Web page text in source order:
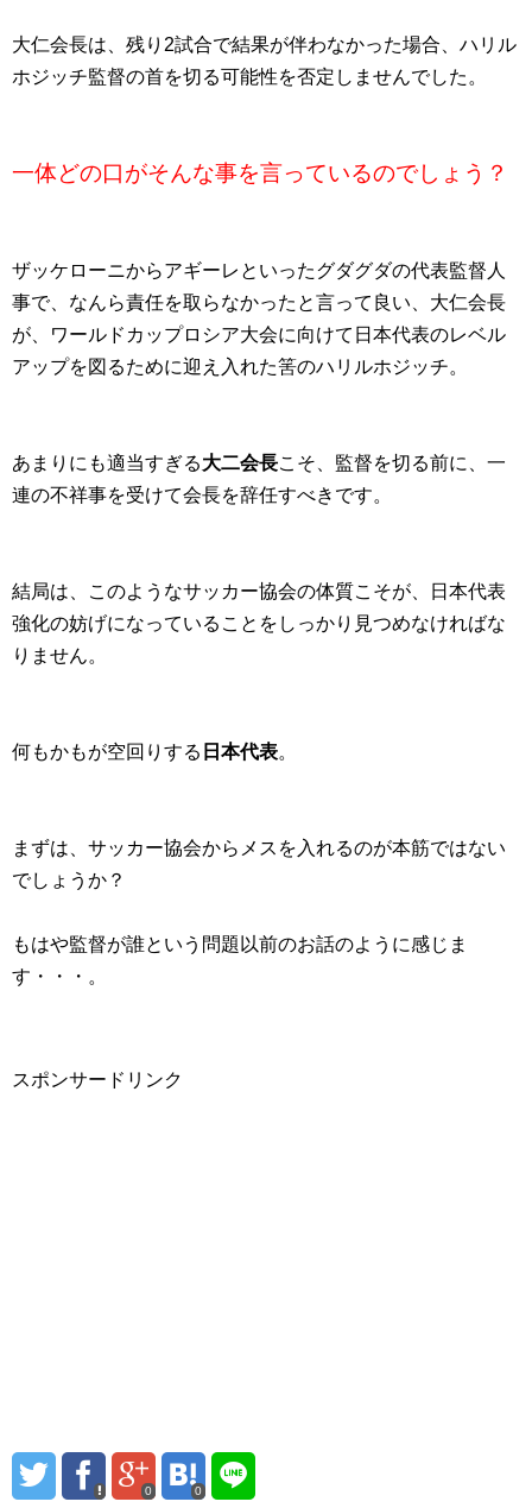
大仁会長は、残り2試合で結果が伴わなかった場合、ハリル
ホジッチ監督の首を切る可能性を否定しませんでした。
一体どの口がそんな事を言っているのでしょう？
ザッケローニからアギーレといったグダグダの代表監督人
事で、なんら責任を取らなかったと言って良い、大仁会長
が、ワールドカップロシア大会に向けて日本代表のレベル
アップを図るために迎え入れた筈のハリルホジッチ。
あまりにも適当すぎる大二会長こそ、監督を切る前に、一
連の不祥事を受けて会長を辞任すべきです。
結局は、このようなサッカー協会の体質こそが、日本代表
強化の妨げになっていることをしっかり見つめなければな
りません。
何もかもが空回りする 日本代表。
まずは、サッカー協会からメスを入れるのが本筋ではない
でしょうか？
もはや監督が誰という問題以前のお話のように感じま
す・・・。
スポンサードリンク
0 0